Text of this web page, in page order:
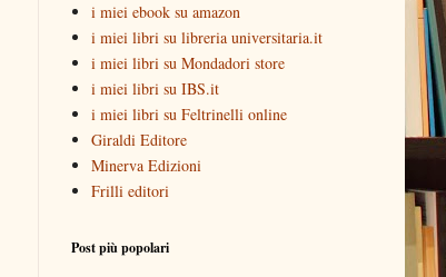
i miei ebook su amazon
i miei libri su libreria universitaria.it
i miei libri su Mondadori store
i miei libri su IBS.it
i miei libri su Feltrinelli online
Giraldi Editore
Minerva Edizioni
Frilli editori
Post più popolari